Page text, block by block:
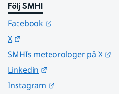
Följ SMHI
Facebook
X
SMHIs meteorologer på X
Linkedin
Instagram